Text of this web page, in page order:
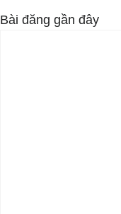
Bài đăng gần đây